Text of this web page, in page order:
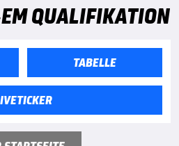
QUALIFIKATION
TABELLE